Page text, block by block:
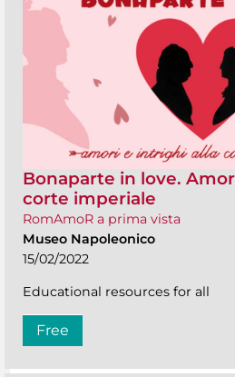
Bonaparte in love.
corte imperiale
RomAmoR a prima vista
Museo Napoleonico
15/02/2022
Educational resources for all
Free